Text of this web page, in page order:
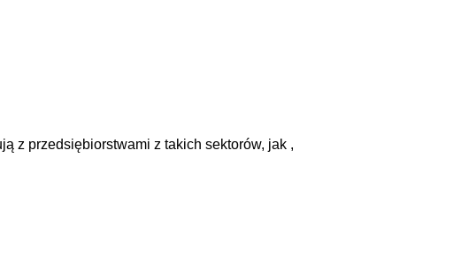
z przedsiębiorstwami z takich sektorów, jak ,